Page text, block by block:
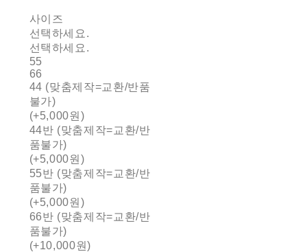
사이즈
선택하세요.
선택하세요.
55
66
44 (맞춤제작=교환/반품
불가)
(+5,000원)
44반 (맞춤제작=교환/반
품불가)
(+5,000원)
55반 (맞춤제작=교환/반
품불가)
(+5,000원)
66반 (맞춤제작=교환/반
품불가)
(+10,000원)